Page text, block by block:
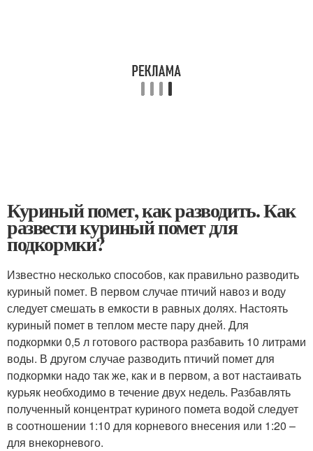
Куриный помет, как разводить. Как
развести куриный помет для
подкормки?
Известно несколько способов, как правильно разводить
куриный помет. В первом случае птичий навоз и воду
следует смешать в емкости в равных долях. Настоять
куриный помет в теплом месте пару дней. Для
подкормки 0,5 л готового раствора разбавить 10 литрами
воды. В другом случае разводить птичий помет для
подкормки надо так же, как и в первом, а вот настаивать
курьяк необходимо в течение двух недель. Разбавлять
полученный концентрат куриного помета водой следует
в соотношении 1:10 для корневого внесения или 1:20 –
для внекорневого.